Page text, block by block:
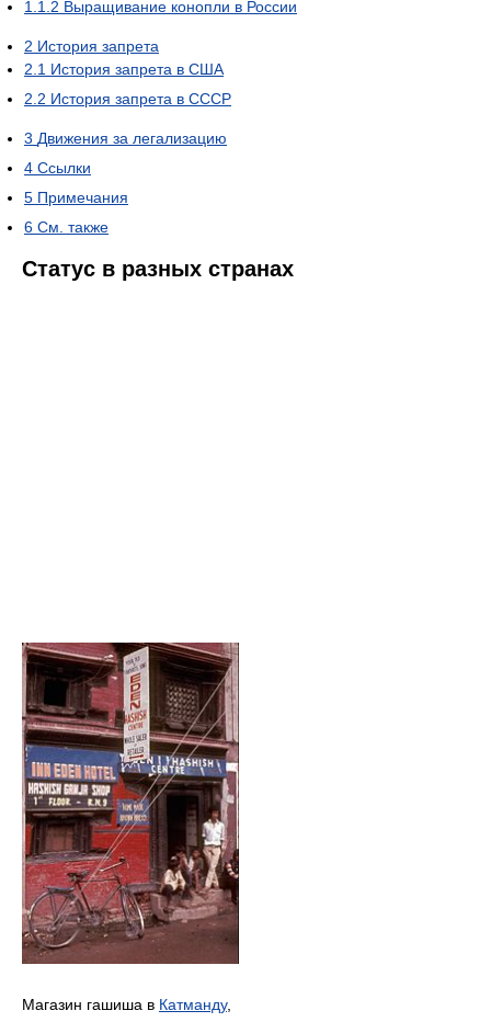
1.1.2 Выращивание конопли в России
2 История запрета
2.1 История запрета в США
2.2 История запрета в СССР
3 Движения за легализацию
4 Ссылки
5 Примечания
6 См. также
Статус в разных странах
Магазин гашиша в Катманду,